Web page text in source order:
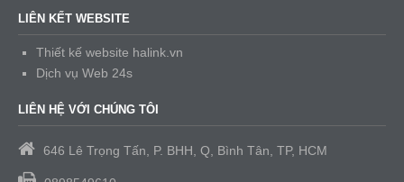
LIÊN KẾT WEBSITE
Thiết kế website halink.vn
Dịch vụ Web 24s
LIÊN HỆ VỚI CHÚNG TÔI
646 Lê Trọng Tấn, P. BHH, Q, Bình Tân, TP, HCM